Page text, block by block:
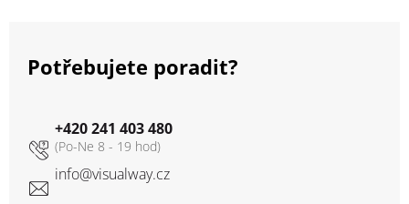
Potřebujete poradit?
info@visualway.cz
+420 241 403 480